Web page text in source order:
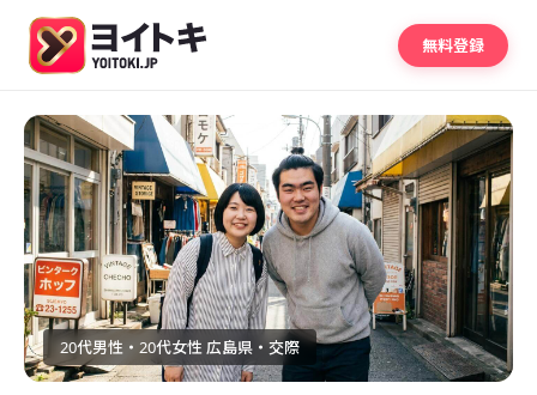
無料登録
20代男性・20代女性 広島県・交際